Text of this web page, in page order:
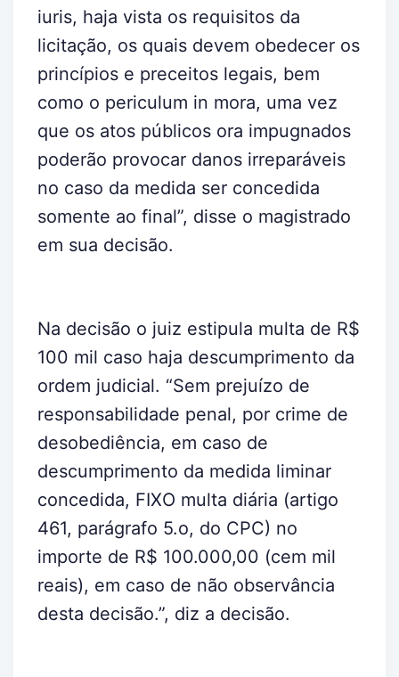
iuris, haja vista os requisitos da
licitação, os quais devem obedecer os
princípios e preceitos legais, bem
como o periculum in mora, uma vez
que os atos públicos ora impugnados
poderão provocar danos irreparáveis
no caso da medida ser concedida
somente ao final”, disse o magistrado
em sua decisão.
Na decisão o juiz estipula multa de R$
100 mil caso haja descumprimento da
ordem judicial. “Sem prejuízo de
responsabilidade penal, por crime de
desobediência, em caso de
descumprimento da medida liminar
concedida, FIXO multa diária (artigo
461, parágrafo 5.o, do CPC) no
importe de R$ 100.000,00 (cem mil
reais), em caso de não observância
desta decisão.”, diz a decisão.